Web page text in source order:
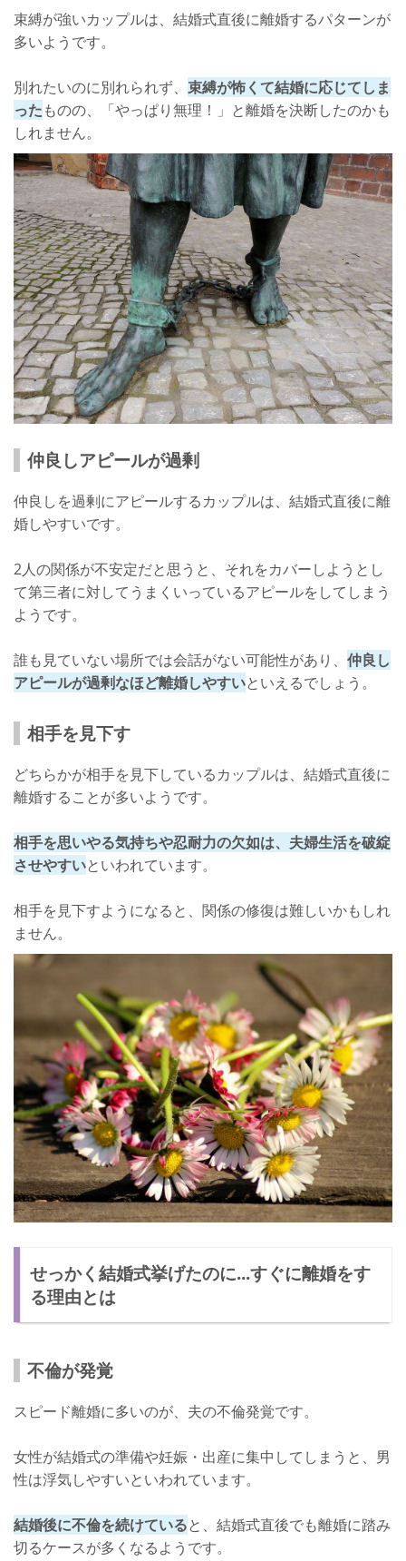
束縛が強いカップルは、結婚式直後に離婚するパターンが
多いようです。
別れたいのに別れられず、 束縛が怖くて結婚に応じてしま
ったものの、「やっぱり無理！」と離婚を決断したのかも
しれません。
仲良しアピールが過剰
仲良しを過剰にアピールするカップルは、結婚式直後に離
婚しやすいです。
2人の関係が不安定だと思うと、それをカバーしようとし
て第三者に対してうまくいっているアピールをしてしまう
ようです。
誰も見ていない場所では会話がない可能性があり、 仲良し
アピールが過剰なほど離婚しやすいといえるでしょう。
相手を見下す
どちらかが相手を見下しているカップルは、結婚式直後に
離婚することが多いようです。
相手を思いやる気持ちや忍耐力の欠如は、夫婦生活を破綻
させやすいといわれています。
相手を見下すようになると、関係の修復は難しいかもしれ
ません。
せっかく結婚式挙げたのに...すぐに離婚をす
る理由とは
不倫が発覚
スピード離婚に多いのが、夫の不倫発覚です。
女性が結婚式の準備や妊娠・出産に集中してしまうと、男
性は浮気しやすいといわれています。
結婚後に不倫を続けていると、結婚式直後でも離婚に踏み
切るケースが多くなるようです。